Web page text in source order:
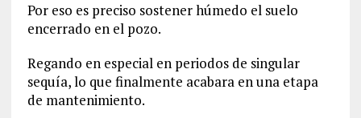
Por eso es preciso sostener húmedo el suelo
encerrado en el pozo.
Regando en especial en periodos de singular
sequía, lo que finalmente acabara en una etapa
de mantenimiento.